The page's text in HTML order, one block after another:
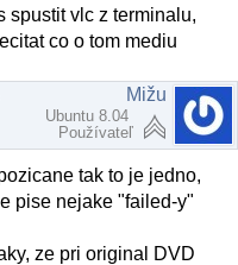
spustit vlc z terminalu,
co o tom mediu
Mižu
Ubuntu 8.04
Používateľ
tak to je jedno,
pise nejake "failed-y"
ze pri original DVD